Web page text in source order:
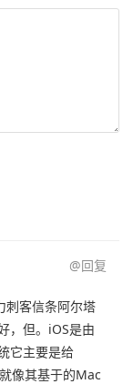
@回复
刺客信条阿尔塔
，但。iOS是由
它主要是给
像其基于的Mac